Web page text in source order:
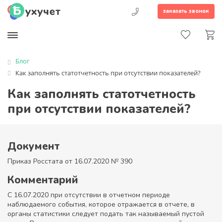
заказать звонок
Блог
Как заполнять статотчетность при отсутствии показателей?
Как заполнять статотчетность
при отсутствии показателей?
Документ
Приказ Росстата от 16.07.2020 № 390
Комментарий
С 16.07.2020 при отсутствии в отчетном периоде
наблюдаемого события, которое отражается в отчете, в
органы статистики следует подать так называемый пустой